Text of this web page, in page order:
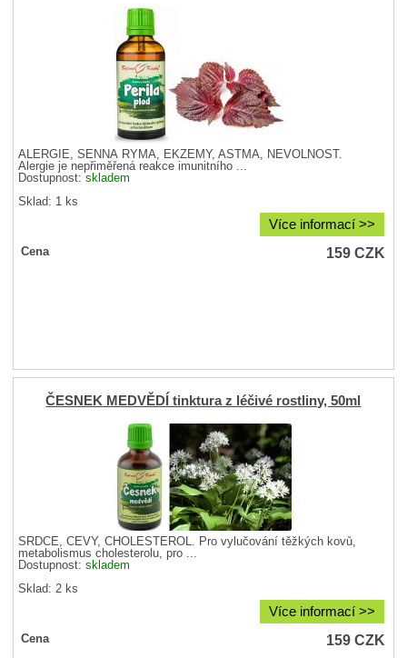
ALERGIE, SENNÁ RÝMA, EKZÉMY, ASTMA, NEVOLNOST.
Alergie je nepřiměřená reakce imunitního ...
Dostupnost:skladem
Sklad: 1 ks
Více informací >>
Cena 159CZK
ČESNEK MEDVĚDÍ tinktura z léčivé rostliny, 50ml
SRDCE, CÉVY, CHOLESTEROL. Pro vylučování těžkých kovů,
metabolismus cholesterolu, pro ...
Dostupnost:skladem
Sklad: 2 ks
Více informací >>
Cena 159CZK